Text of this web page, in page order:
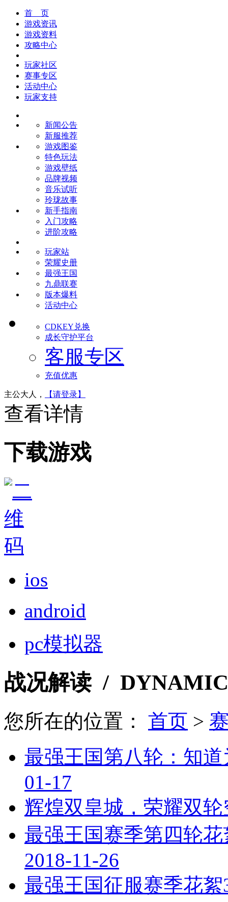
首 页
游戏资讯
游戏资料
攻略中心
玩家社区
赛事专区
活动中心
玩家支持
新闻公告
新服推荐
游戏图鉴
特色玩法
游戏壁纸
品牌视频
音乐试听
玲珑故事
新手指南
入门攻略
进阶攻略
玩家站
荣耀史册
最强王国
九鼎联赛
版本爆料
活动中心
CDKEY兑换
成长守护平台
客服专区
充值优惠
主公大人， 【请登录】
查看详情
下载游戏
ios
android
pc模拟器
战况解读 / DYNAMIC
您所在的位置： 首页 >
最强王国第八轮：知
01-17
辉煌双皇城，荣耀双
最强王国赛季第四轮
2018-11-26
最强王国征服赛季花絮